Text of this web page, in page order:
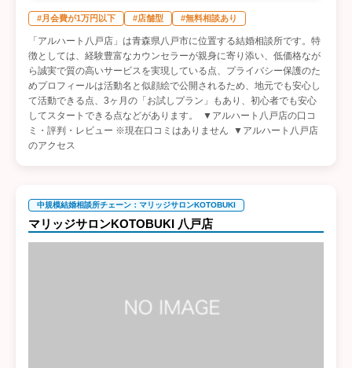
#月会費が1万円以下 #店舗型 #無料相談あり
「アルハート八戸店」は青森県八戸市に位置する結婚相談所です。特
徴としては、経験豊富なカウンセラーが親身に寄り添い、低価格なが
ら誠実で質の高いサービスを実現している点、プライバシー保護のた
めプロフィールは活動名と似顔絵で公開されるため、地元でも安心し
て活動できる点、3ヶ月の「お試しプラン」もあり、初心者でも安心
してスタートできる点などがあります。 ▼アルハート八戸店の口コ
ミ・評判・レビュー ※現在口コミはありません ▼アルハート八戸店
のアクセス
中規模結婚相談所チェーン：マリッジサロンKOTOBUKI
マリッジサロンKOTOBUKI 八戸店